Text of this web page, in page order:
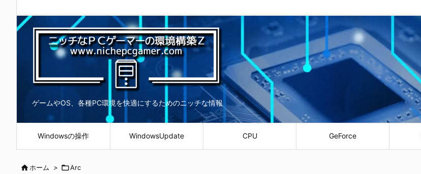
ゲームやOS、各種PC環境を快適にするためのニッチな情報
Windowsの操作 WindowsUpdate CPU GeForce
ホーム > Arc